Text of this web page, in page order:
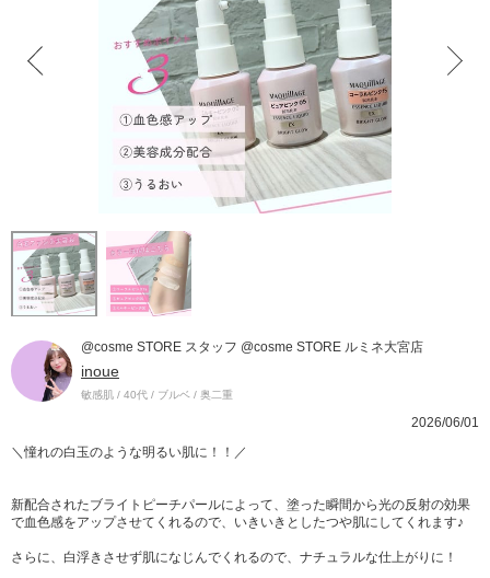
@cosme STORE スタッフ @cosme STORE ルミネ大宮店
inoue
敏感肌 / 40代 / ブルベ / 奥二重
2026/06/01
＼憧れの白玉のような明るい肌に！！／
新配合されたブライトピーチパールによって、塗った瞬間から光の反射の効果
で血色感をアップさせてくれるので、いきいきとしたつや肌にしてくれます♪
さらに、白浮きさせず肌になじんでくれるので、ナチュラルな仕上がりに！